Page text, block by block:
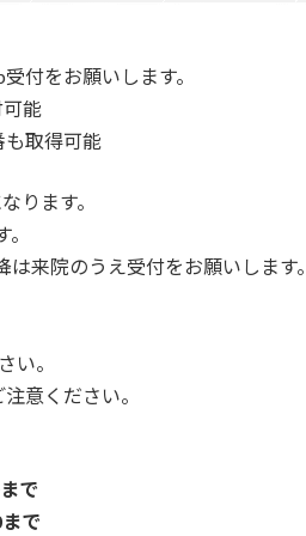
付をお願いします。
能
も取得可能
ります。
来院のうえ受付をお願いします。
い。
意ください。
で
で